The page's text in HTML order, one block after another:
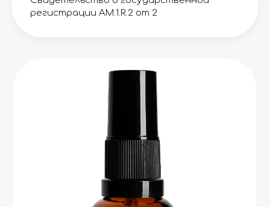
регистрации AM.1.R.2 от 2